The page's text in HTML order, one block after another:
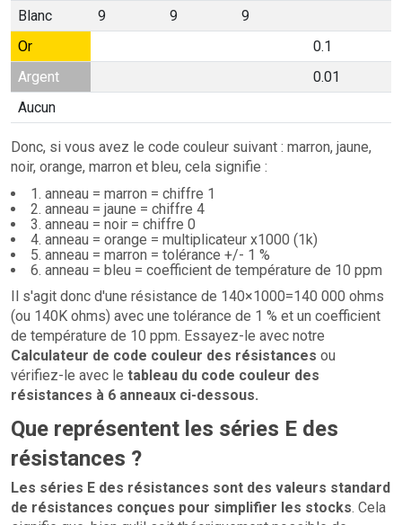
Blanc
9 9
9
Or
0.1
Argent
0.01
Aucun
Donc, si vous avez le code couleur suivant : marron, jaune,
noir, orange, marron et bleu, cela signifie :
1. anneau = marron = chiffre 1
2. anneau = jaune = chiffre 4
3. anneau = noir = chiffre 0
4. anneau = orange = multiplicateur x1000 (1k)
5. anneau = marron = tolérance +/- 1 %
6. anneau = bleu = coefficient de température de 10 ppm
Il s'agit donc d'une résistance de 140×1000=140 000 ohms
(ou 140K ohms) avec une tolérance de 1 % et un coefficient
de température de 10 ppm. Essayez-le avec notre
Calculateur de code couleur des résistances ou
vérifiez-le avec le tableau du code couleur des
résistances à 6 anneaux ci-dessous.
Que représentent les séries E des
résistances ?
Les séries E des résistances sont des valeurs standard
de résistances conçues pour simplifier les stocks. Cela